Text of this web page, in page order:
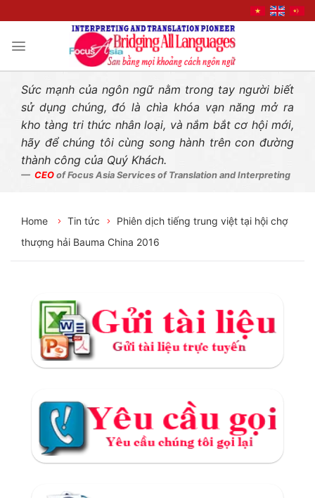
Sức mạnh của ngôn ngữ nằm trong tay người biết
sử dụng chúng, đó là chìa khóa vạn năng mở ra
kho tàng tri thức nhân loại, và nắm bắt cơ hội mới,
hãy để chúng tôi cùng song hành trên con đường
thành công của Quý Khách.
CEO of Focus Asia Services of Translation and Interpreting
Home Tin tức
Phiên dịch tiếng trung việt tại hội chợ
thượng hải Bauma China 2016